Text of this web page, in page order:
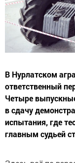
В Нурлатском
ответственный
Четыре
в сдачу
испытания, где
главным судьей